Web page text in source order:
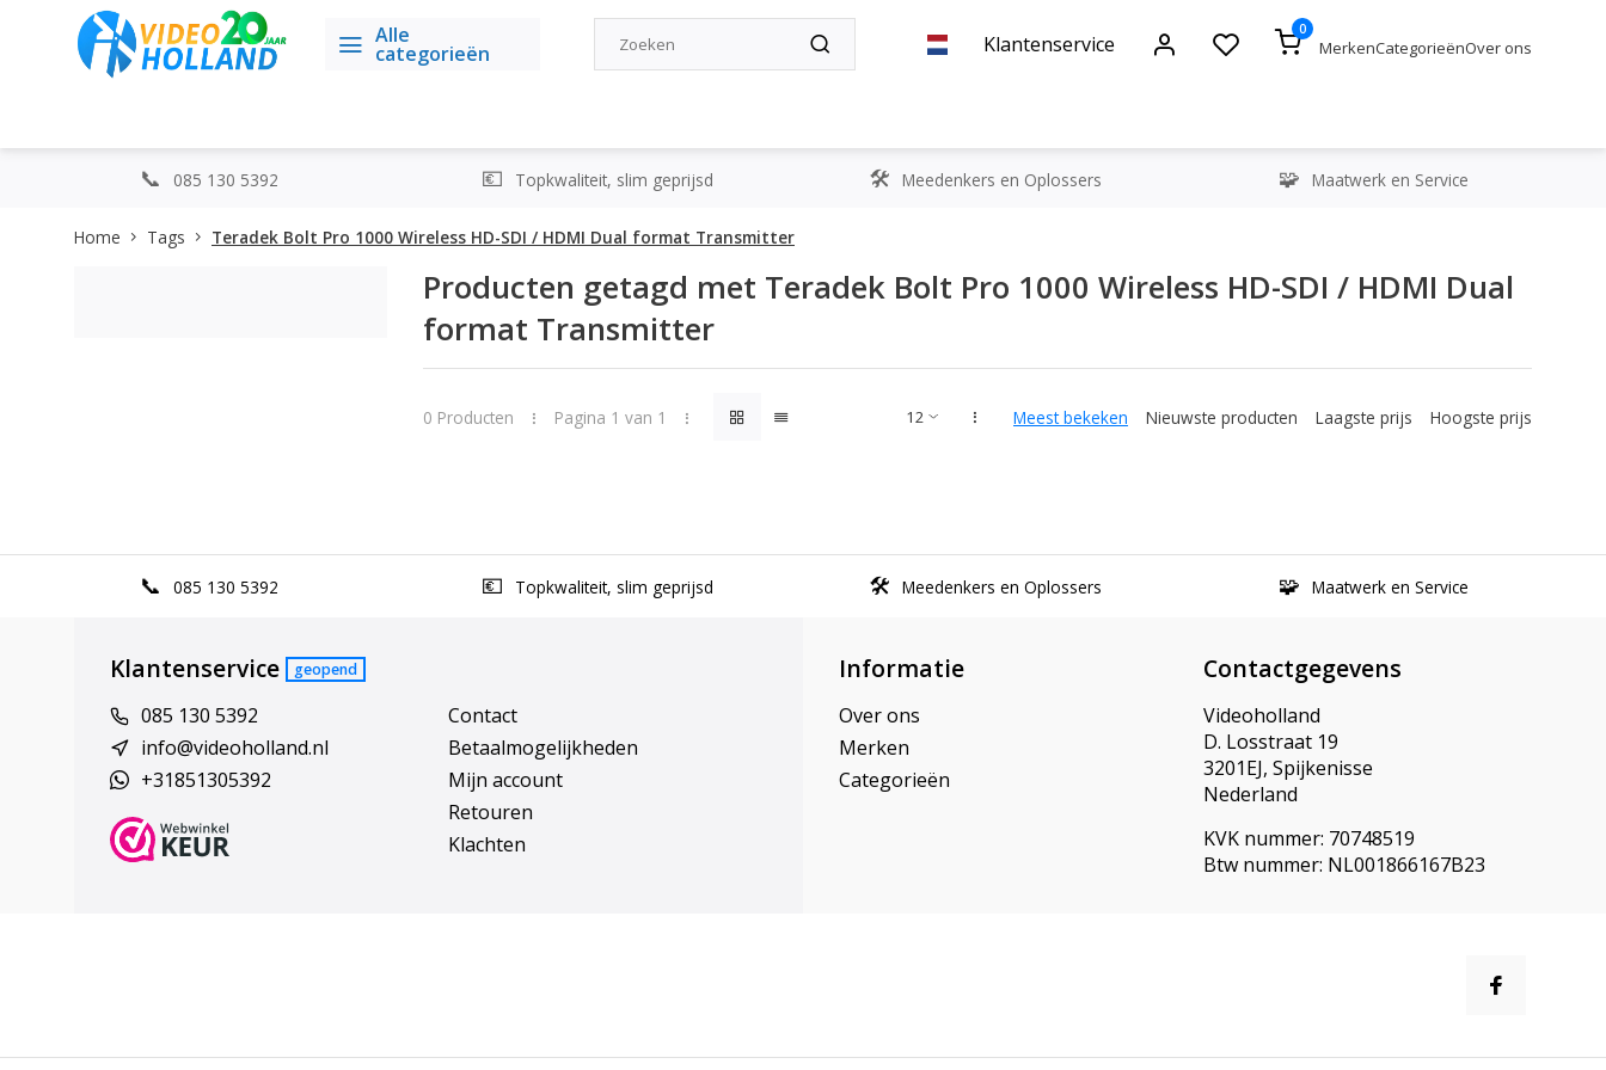
Alle
categorieën Klantenservice
0
MerkenCategorieënOver ons
085 130 5392 Topkwaliteit, slim geprijsd Meedenkers en Oplossers Maatwerk en Service
Home Tags Teradek Bolt Pro 1000 Wireless HD-SDI / HDMI Dual format Transmitter
Producten getagd met Teradek Bolt Pro 1000 Wireless HD-SDI / HDMI Dual
format Transmitter
0 Producten Pagina 1 van 1 Meest bekeken Nieuwste producten Laagste prijs Hoogste prijs
085 130 5392 Topkwaliteit, slim geprijsd Meedenkers en Oplossers Maatwerk en Service
Klantenservice geopend
085 130 5392
info@videoholland.nl
+31851305392
Contact
Betaalmogelijkheden
Mijn account
Retouren
Klachten
Informatie
Over ons
Merken
Categorieën
Contactgegevens
Videoholland
D. Losstraat 19
3201EJ, Spijkenisse
Nederland
KVK nummer: 70748519
Btw nummer: NL001866167B23